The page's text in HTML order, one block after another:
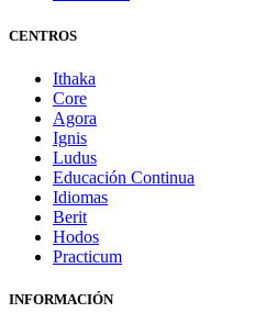
CENTROS
Ithaka
Core
Agora
Ignis
Ludus
Educación Continua
Idiomas
Berit
Hodos
Practicum
INFORMACIÓN